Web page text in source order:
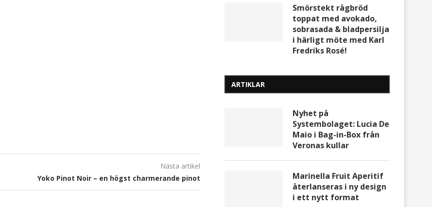
Nästa artikel
Yoko Pinot Noir – en högst charmerande pinot
Smörstekt rågbröd
toppat med avokado,
sobrasada & bladpersilja
i härligt möte med Karl
Fredriks Rosé!
ARTIKLAR
Nyhet på
Systembolaget: Lucia De
Maio i Bag-in-Box från
Veronas kullar
Marinella Fruit Aperitif
återlanseras i ny design
i ett nytt format